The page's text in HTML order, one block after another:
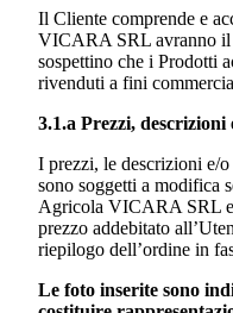
Il Cliente comprende e
VICARA SRL avranno
sospettino che i Prodotti
rivenduti a fini
3.1.a Prezzi,
I prezzi, le descrizioni e/
sono soggetti a modifica
Agricola VICARA SRL
prezzo addebitato
riepilogo dell’ordine in
Le foto inserite sono